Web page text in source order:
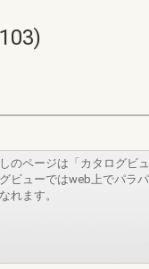
のページは「カタログビ
ビューではweb上でパラ
れます。